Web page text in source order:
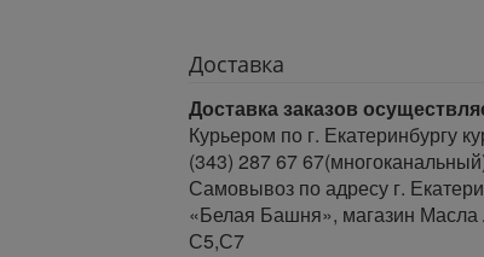
Доставка
Доставка заказов
Курьером по г. Екатеринбургу
(343) 287 67
Самовывоз по адресу г.
«Белая Башня», магазин Масла
С5,С7